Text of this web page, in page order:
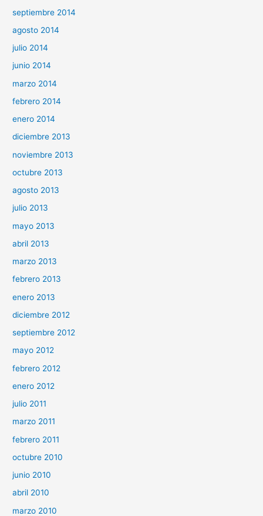
septiembre 2014
agosto 2014
julio 2014
junio 2014
marzo 2014
febrero 2014
enero 2014
diciembre 2013
noviembre 2013
octubre 2013
agosto 2013
julio 2013
mayo 2013
abril 2013
marzo 2013
febrero 2013
enero 2013
diciembre 2012
septiembre 2012
mayo 2012
febrero 2012
enero 2012
julio 2011
marzo 2011
febrero 2011
octubre 2010
junio 2010
abril 2010
marzo 2010